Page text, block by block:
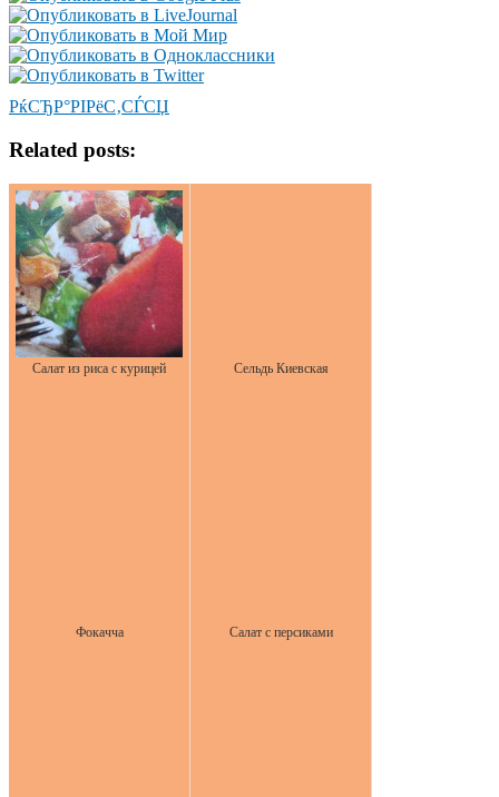
РќСЂР°РІРёС‚СЃСЏ
Related posts:
Салат из риса с курицей Сельдь Киевская
Фокачча Салат с персиками